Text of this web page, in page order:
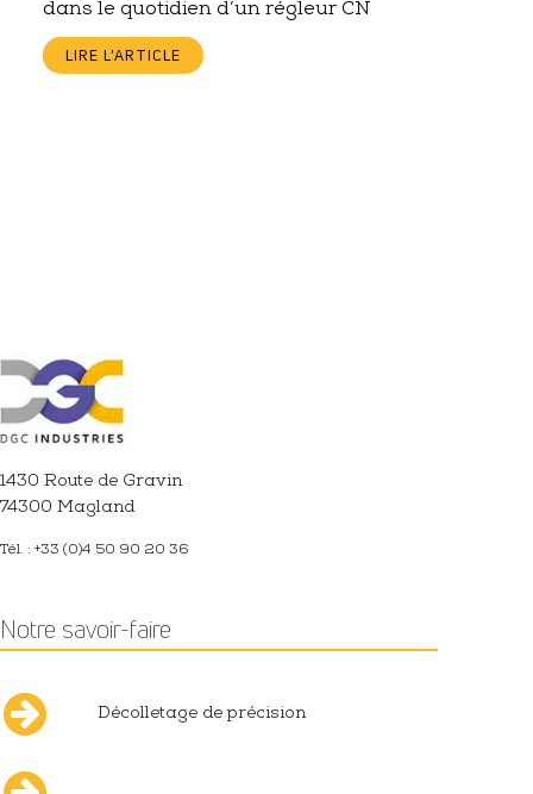
dans le quotidien d’un régleur CN
LIRE L'ARTICLE
1430 Route de Gravin
74300 Magland
Tél. : +33 (0)4 50 90 20 36
Notre savoir-faire
Décolletage de précision